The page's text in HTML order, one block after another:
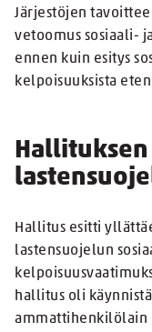
Järjestöjen
vetoomus sosiaali-
ennen kuin esitys
kelpoisuuksista
Hallitus esitti
lastensuojelun
hallitus oli
ammattihenkilölain